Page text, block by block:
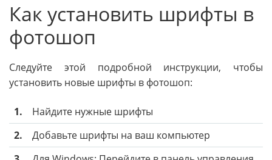
Как установить шрифты в
фотошоп
Следуйте этой подробной инструкции, чтобы
установить новые шрифты в фотошоп:
1.
Найдите нужные шрифты
2.
Добавьте шрифты на ваш компьютер